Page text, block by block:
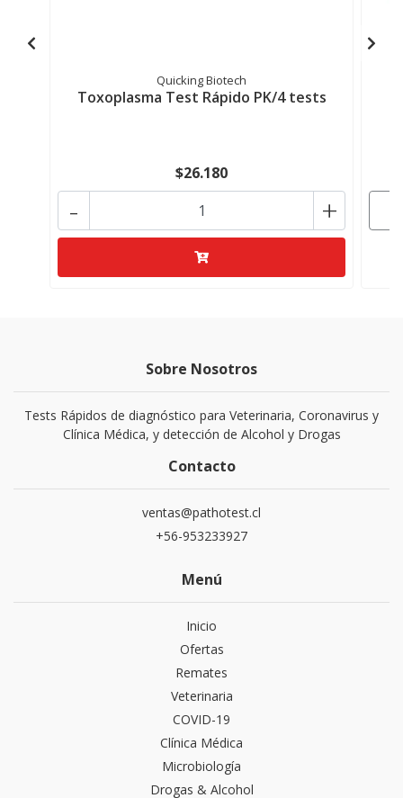
Quicking Biotech
Toxoplasma Test Rápido PK/4 tests
$26.180
+
-
Sobre Nosotros
Tests Rápidos de diagnóstico para Veterinaria, Coronavirus y
Clínica Médica, y detección de Alcohol y Drogas
Contacto
ventas@pathotest.cl
+56-953233927
Menú
Inicio
Ofertas
Remates
Veterinaria
COVID-19
Clínica Médica
Microbiología
Drogas & Alcohol